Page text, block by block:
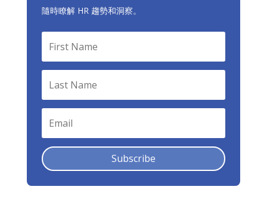
隨時瞭解 HR 趨勢和洞察。
Subscribe